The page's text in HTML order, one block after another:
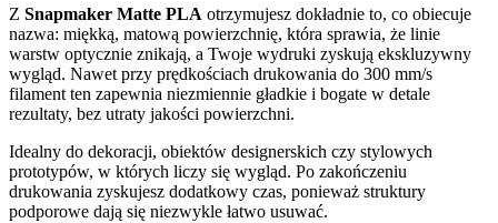
Z Snapmaker Matte PLA otrzymujesz dokładnie to, co obiecuje
nazwa: miękką, matową powierzchnię, która sprawia, że linie
warstw optycznie znikają, a Twoje wydruki zyskują ekskluzywny
wygląd. Nawet przy prędkościach drukowania do 300 mm/s
filament ten zapewnia niezmiennie gładkie i bogate w detale
rezultaty, bez utraty jakości powierzchni.
Idealny do dekoracji, obiektów designerskich czy stylowych
prototypów, w których liczy się wygląd. Po zakończeniu
drukowania zyskujesz dodatkowy czas, ponieważ struktury
podporowe dają się niezwykle łatwo usuwać.